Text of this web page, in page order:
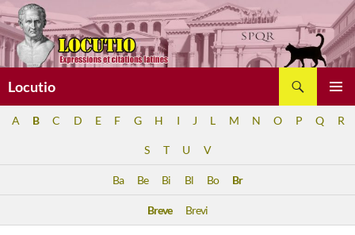
Aller
au
contenu
Locutio
A B C D E F G H I J L M N O P Q R
S T U V
Ba Be Bi Bl Bo Br
Breve Brevi